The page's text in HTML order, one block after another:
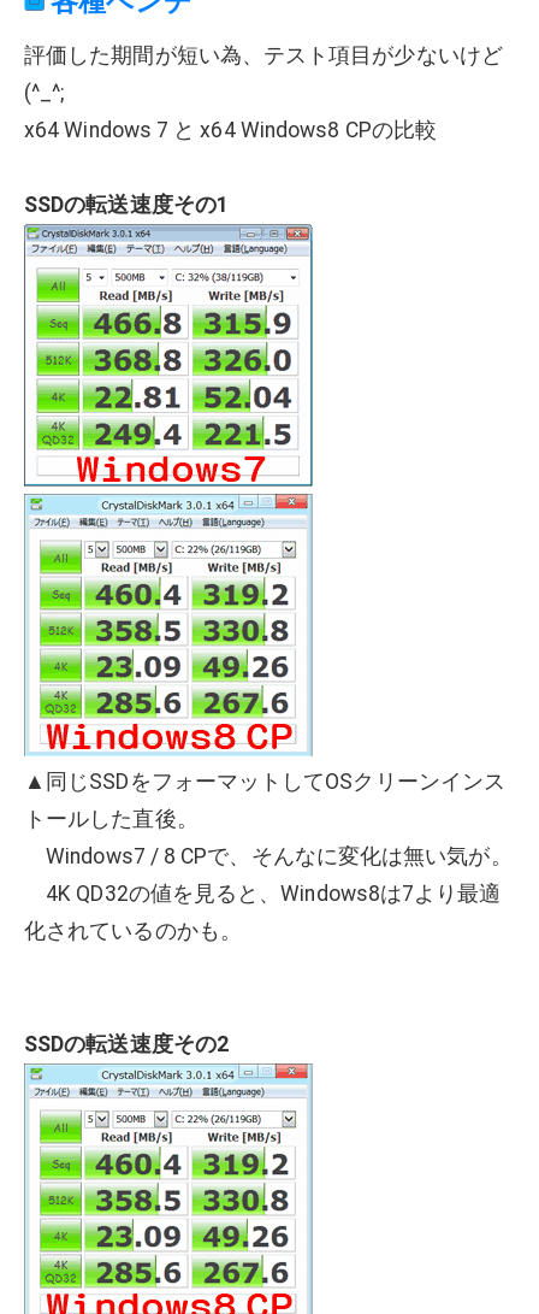
評価した期間が短い為、テスト項目が少ないけど
(^_^;
x64 Windows 7 と x64 Windows8 CPの比較
SSDの転送速度その1
▲同じSSDをフォーマットしてOSクリーンインス
トールした直後。
Windows7 / 8 CPで、そんなに変化は無い気が。
4K QD32の値を見ると、Windows8は7より最適
化されているのかも。
SSDの転送速度その2